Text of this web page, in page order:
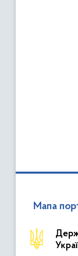
Мапа